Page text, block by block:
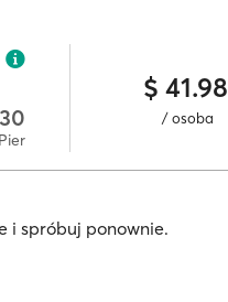
$ 41.98
/ osoba
i spróbuj ponownie.